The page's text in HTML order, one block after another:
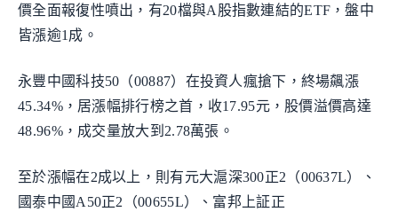
價全面報復性噴出，有20檔與A股指數連結的ETF，盤中
皆漲逾1成。
永豐中國科技50（00887）在投資人瘋搶下，終場飆漲
45.34%，居漲幅排行榜之首，收17.95元，股價溢價高達
48.96%，成交量放大到2.78萬張。
至於漲幅在2成以上，則有元大滬深300正2（00637L）、
國泰中國A50正2（00655L）、富邦上証正